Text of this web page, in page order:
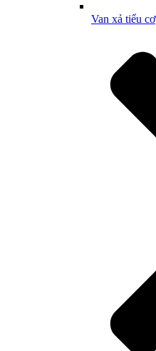
Van xả tiểu cơ